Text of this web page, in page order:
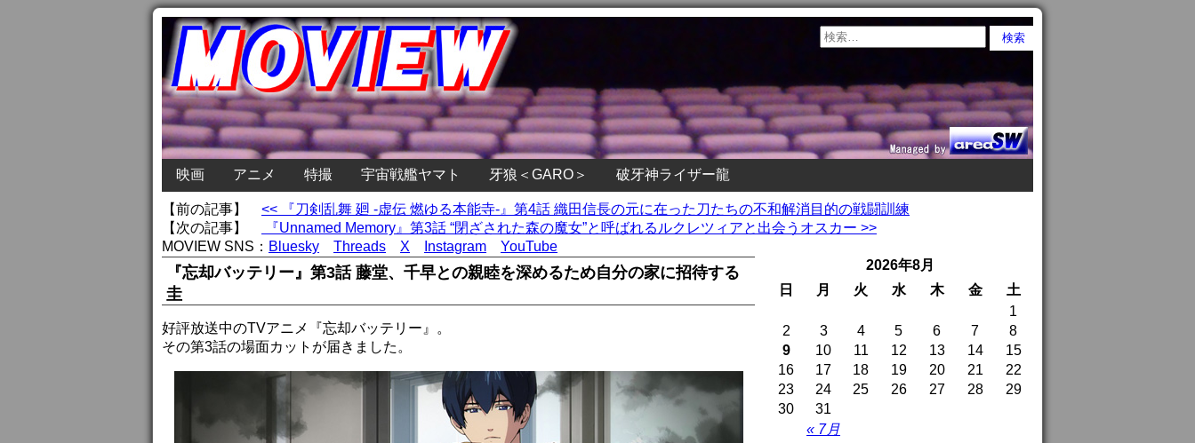
映画 アニメ 特撮 宇宙戦艦ヤマト 牙狼＜GARO＞ 破牙神ライザー龍
【前の記事】 << 『刀剣乱舞 廻 -虚伝 燃ゆる本能寺-』第4話 織田信長の元に在った刀たちの不和解消目的の戦闘訓練
【次の記事】
『Unnamed Memory』第3話 “閉ざされた森の魔女”と呼ばれるルクレツィアと出会うオスカー >>
MOVIEW SNS： Bluesky Threads X Instagram YouTube
『忘却バッテリー』第3話 藤堂、千早との親睦を深めるため自分の家に招待する
圭
好評放送中のTVアニメ『忘却バッテリー』。
その第3話の場面カットが届きました。
2026年8月
日
月 火 水 木 金 土
« 7月
1
2
3 4 5 6 7
8
9
10 11 12 13 14
15
16
17 18 19 20 21
22
23
24 25 26 27 28
29
30
31